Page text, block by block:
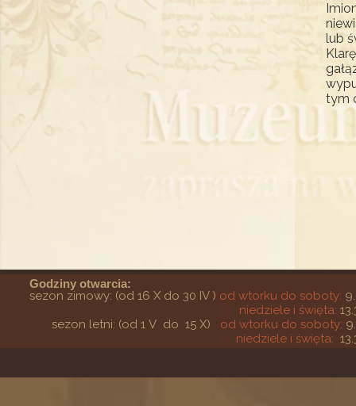
lub
tym
Godziny otwarcia:
sezon zimowy: (od 16 X do 30 IV ) od wtorku do soboty:
niedziele i święta:
sezon letni: (od 1 V do 15 X) od wtorku do soboty:
niedziele i święta: